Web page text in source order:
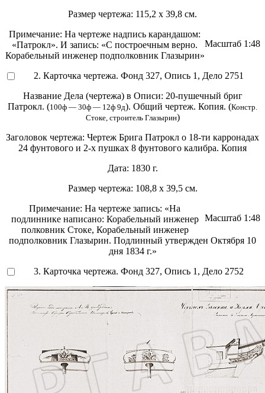
Размер чертежа: 115,2 х 39,8 см.
Масштаб 1:48
Примечание: На чертеже надпись карандашом:
«Патрокл». И запись: «С построечным верно.
Корабельный инженер подполковник Глазырин»
2. Карточка чертежа. Фонд 327, Опись 1, Дело 2751
Название Дела (чертежа) в Описи: 20-пушечный бриг
Патрокл. (100ф — 30ф — 12ф 9д). Общий чертеж. Копия. (Констр.
Стоке, строитель Глазырин)
Заголовок чертежа: Чертеж Брига Патрокл о 18-ти карронадах
24 фунтового и 2-х пушках 8 фунтового калибра. Копия
Дата: 1830 г.
Размер чертежа: 108,8 х 39,5 см.
Масштаб 1:48
Примечание: На чертеже запись: «На
подлиннике написано: Корабельный инженер
полковник Стоке, Корабельный инженер
подполковник Глазырин. Подлинный утвержден Октября 10
дня 1834 г.»
3. Карточка чертежа. Фонд 327, Опись 1, Дело 2752